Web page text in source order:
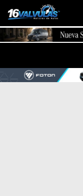
Saltar al contenido